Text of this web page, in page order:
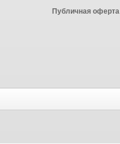
Публичная оферта